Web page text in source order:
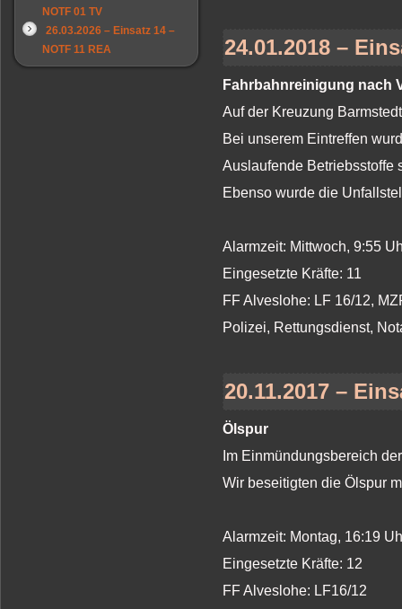
NOTF 01 TV
26.03.2026 – Einsatz 14 –
NOTF 11 REA
24.01.2018 –
Fahrbahnreinigung nach
Auf der Kreuzung
Bei unserem Eintreffen
Auslaufende Betriebsstoffe
Ebenso wurde die
Alarmzeit: Mittwoch, 9:55
Eingesetzte Kräfte: 11
FF Alveslohe: LF 16/12,
Polizei, Rettungsdienst,
20.11.2017 –
Ölspur
Im Einmündungsbereich
Wir beseitigten die Ölspur
Alarmzeit: Montag, 16:19
Eingesetzte Kräfte: 12
FF Alveslohe: LF16/12